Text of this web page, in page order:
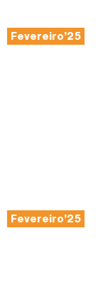
Fevereiro’25
Fevereiro’25